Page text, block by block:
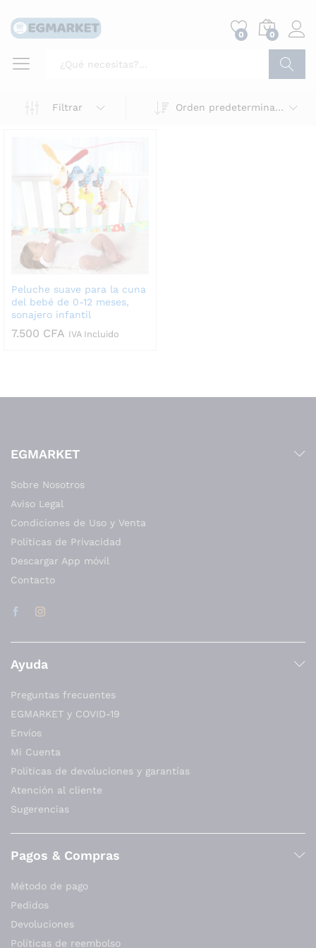
0 0
Filtrar
Orden predeterminado
Peluche suave para la cuna
del bebé de 0-12 meses,
sonajero infantil
7.500 CFA IVA Incluido
EGMARKET
Sobre Nosotros
Aviso Legal
Condiciones de Uso y Venta
Políticas de Privacidad
Descargar App móvil
Contacto
Ayuda
Preguntas frecuentes
EGMARKET y COVID-19
Envíos
Mi Cuenta
Políticas de devoluciones y garantías
Atención al cliente
Sugerencias
Pagos & Compras
Método de pago
Pedidos
Devoluciones
Políticas de reembolso